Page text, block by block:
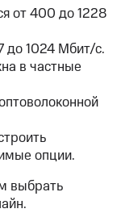
от 400 до 1228
до 1024 Мбит/с.
в частные
опции.
выбрать